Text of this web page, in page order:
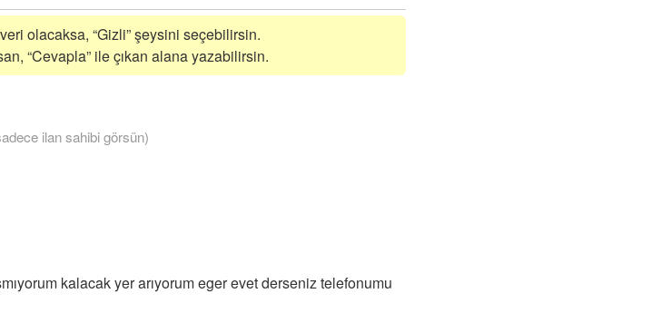
olacaksa, “Gizli” şeysini seçebilirsin.
“Cevapla” ile çıkan alana yazabilirsin.
ilan sahibi görsün)
kalacak yer arıyorum eger evet derseniz telefonumu